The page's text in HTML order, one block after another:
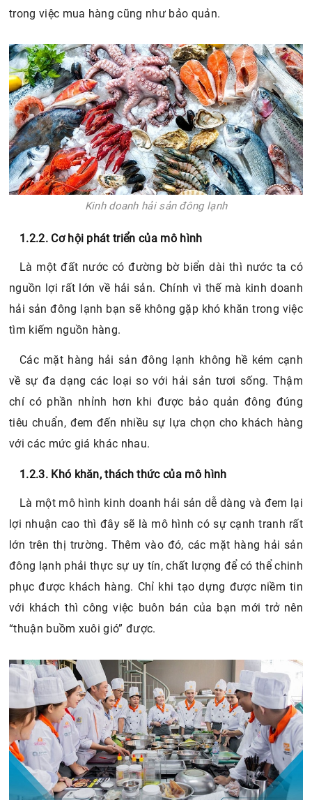
trong việc mua hàng cũng như bảo quản.
Kinh doanh hải sản đông lạnh
1.2.2. Cơ hội phát triển của mô hình
Là một đất nước có đường bờ biển dài thì nước ta có
nguồn lợi rất lớn về hải sản. Chính vì thế mà kinh doanh
hải sản đông lạnh bạn sẽ không gặp khó khăn trong việc
tìm kiếm nguồn hàng.
Các mặt hàng hải sản đông lạnh không hề kém cạnh
về sự đa dạng các loại so với hải sản tươi sống. Thậm
chí có phần nhỉnh hơn khi được bảo quản đông đúng
tiêu chuẩn, đem đến nhiều sự lựa chọn cho khách hàng
với các mức giá khác nhau.
1.2.3. Khó khăn, thách thức của mô hình
Là một mô hình kinh doanh hải sản dễ dàng và đem lại
lợi nhuận cao thì đây sẽ là mô hình có sự cạnh tranh rất
lớn trên thị trường. Thêm vào đó, các mặt hàng hải sản
đông lạnh phải thực sự uy tín, chất lượng để có thể chinh
phục được khách hàng. Chỉ khi tạo dựng được niềm tin
với khách thì công việc buôn bán của bạn mới trở nên
“thuận buồm xuôi gió” được.